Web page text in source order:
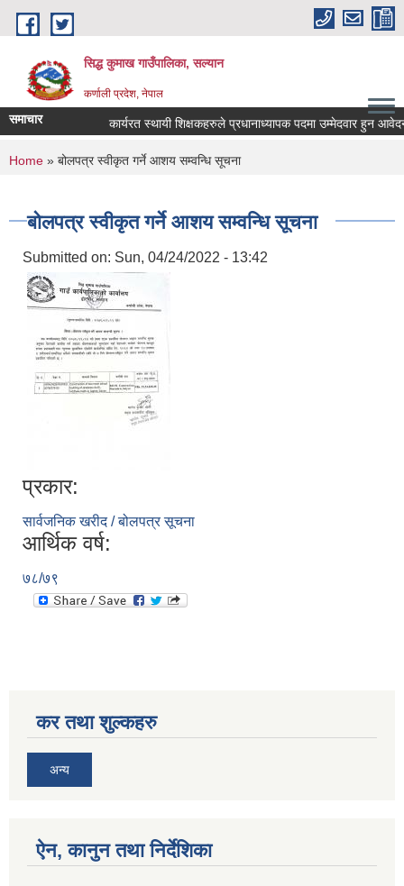
Skip to main content
सिद्ध कुमाख गाउँपालिका, सल्यान
कर्णाली प्रदेश, नेपाल
समाचार कार्यरत स्थायी शिक्षकहरुले प्रधानाध्यापक पदमा उम्मेदवार हुन आवेदन
You are here
Home » बोलपत्र स्वीकृत गर्ने आशय सम्वन्धि सूचना
बोलपत्र स्वीकृत गर्ने आशय सम्वन्धि सूचना
Submitted on: Sun, 04/24/2022 - 13:42
प्रकार:
सार्वजनिक खरीद / बोलपत्र सूचना
आर्थिक वर्ष:
७८/७९
कर तथा शुल्कहरु
अन्य
ऐन, कानुन तथा निर्देशिका